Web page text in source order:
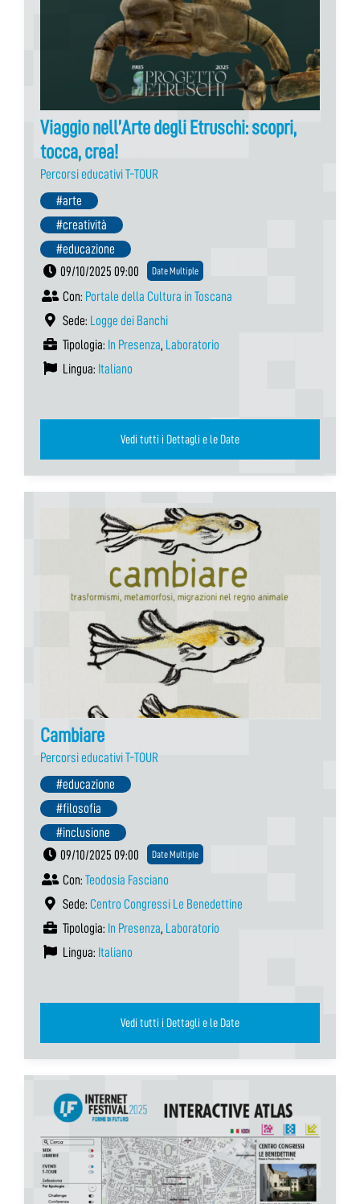
Viaggio nell’Arte degli Etruschi: scopri,
tocca, crea!
Percorsi educativi T-TOUR
#arte
#creatività
#educazione
09/10/2025 09:00
Date Multiple
Con: Portale della Cultura in Toscana
Sede: Logge dei Banchi
Tipologia: In Presenza, Laboratorio
Lingua: Italiano
Vedi tutti i Dettagli e le Date
Cambiare
Percorsi educativi T-TOUR
#educazione
#filosofia
#inclusione
09/10/2025 09:00
Date Multiple
Con: Teodosia Fasciano
Sede: Centro Congressi Le Benedettine
Tipologia: In Presenza, Laboratorio
Lingua: Italiano
Vedi tutti i Dettagli e le Date